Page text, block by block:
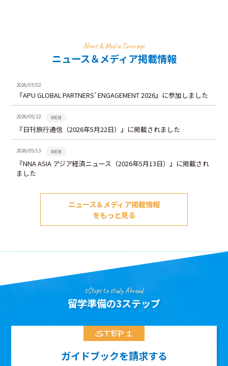
News & Media Coverage
ニュース＆メディア掲載情報
2026/07/02
『APU GLOBAL PARTNERS’ ENGAGEMENT 2026』に参加しました
2026/05/22 WEB
『日刊旅行通信（2026年5月22日）』に掲載されました
2026/05/13 WEB
『NNA ASIA アジア経済ニュース（2026年5月13日）』に掲載され
ました
ニュース＆メディア掲載情報
をもっと見る
3Steps to study Abroad
留学準備の3ステップ
ガイドブックを請求する